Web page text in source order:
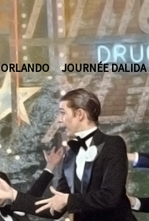
ORLANDO JOURNÉE DALIDA